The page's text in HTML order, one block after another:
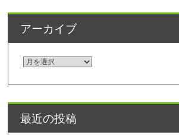
アーカイブ
ア
イ
ブ
最近の投稿